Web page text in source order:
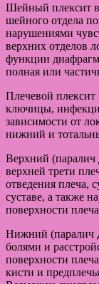
Шейный плексит
шейного отдела
нарушениями
верхних отделов
функции
полная или
Плечевой плексит
ключицы,
зависимости от
нижний и
Верхний
верхней трети
отведения плеча,
суставе, а также
поверхности
Нижний (паралич
болями и
поверхности
кисти и